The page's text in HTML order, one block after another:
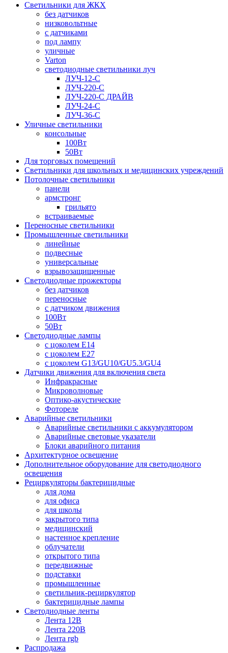
Светильники для ЖКХ
без датчиков
низковольтные
с датчиками
под лампу
уличные
Varton
светодиодные светильники луч
ЛУЧ-12-С
ЛУЧ-220-С
ЛУЧ-220-С ДРАЙВ
ЛУЧ-24-С
ЛУЧ-36-С
Уличные светильники
консольные
100Вт
50Вт
Для торговых помещений
Светильники для школьных и медицинских учреждений
Потолочные светильники
панели
армстронг
грильято
встраиваемые
Переносные светильники
Промышленные светильники
линейные
подвесные
универсальные
взрывозащищенные
Светодиодные прожекторы
без датчиков
переносные
с датчиком движения
100Вт
50Вт
Светодиодные лампы
с цоколем E14
с цоколем E27
с цоколем G13/GU10/GU5.3/GU4
Датчики движения для включения света
Инфракрасные
Микроволновые
Оптико-акустические
Фотореле
Аварийные светильники
Аварийные светильники с аккумулятором
Аварийные световые указатели
Блоки аварийного питания
Архитектурное освещение
Дополнительное оборудование для светодиодного
освещения
Рециркуляторы бактерицидные
для дома
для офиса
для школы
закрытого типа
медицинский
настенное крепление
облучатели
открытого типа
передвижные
подставки
промышленные
светильник-рециркулятор
бактерицидные лампы
Светодиодные ленты
Лента 12В
Лента 220В
Лента rgb
Распродажа